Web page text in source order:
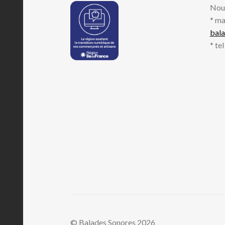
*
*
© Balades Sonores 2026